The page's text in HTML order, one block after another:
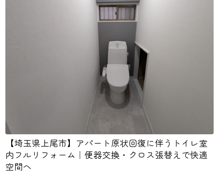
【埼玉県上尾市】アパート原状回復に伴うトイレ室
内フルリフォーム｜便器交換・クロス張替えで快適
空間へ